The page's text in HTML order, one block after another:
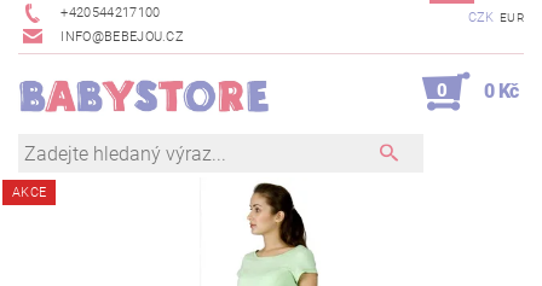
+420544217100
INFO@BEBEJOU.CZ
CZK EUR
0 0 Kč
AKCE